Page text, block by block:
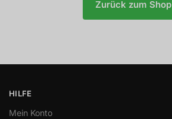
Zurück zum Shop
HILFE
Mein Konto